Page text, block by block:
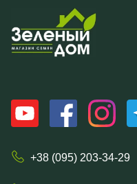
+38 (095) 203-34-29